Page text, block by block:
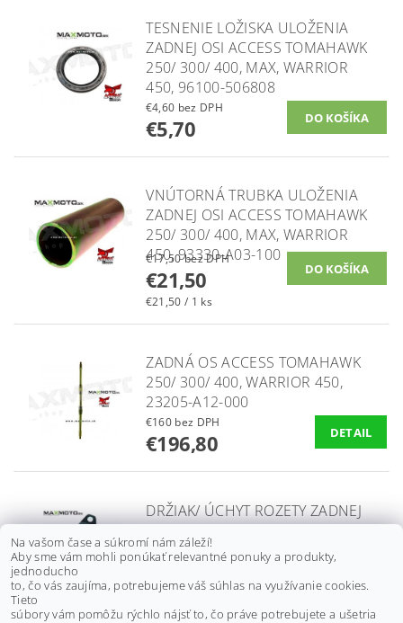
TESNENIE LOŽISKA ULOŽENIA
ZADNEJ OSI ACCESS TOMAHAWK
250/ 300/ 400, MAX, WARRIOR
450, 96100-506808
€4,60 bez DPH
€5,70
VNÚTORNÁ TRUBKA ULOŽENIA
ZADNEJ OSI ACCESS TOMAHAWK
250/ 300/ 400, MAX, WARRIOR
450, 93330-A03-100
€17,50 bez DPH
€21,50
€21,50 / 1 ks
ZADNÁ OS ACCESS TOMAHAWK
250/ 300/ 400, WARRIOR 450,
23205-A12-000
€160 bez DPH
€196,80 DETAIL
DRŽIAK/ ÚCHYT ROZETY ZADNEJ
OSI ACCESS TOMAHAWK 250/
300/ 400, WARRIOR 450, 23310-
€35 bez DPH
€43,10
Na vašom čase a súkromí nám záleží!
Aby sme vám mohli ponúkať relevantné ponuky a produkty,
jednoducho
to, čo vás zaujíma, potrebujeme váš súhlas na využívanie cookies.
Tieto
súbory vám pomôžu rýchlo nájsť to, čo práve potrebujete a ušetria